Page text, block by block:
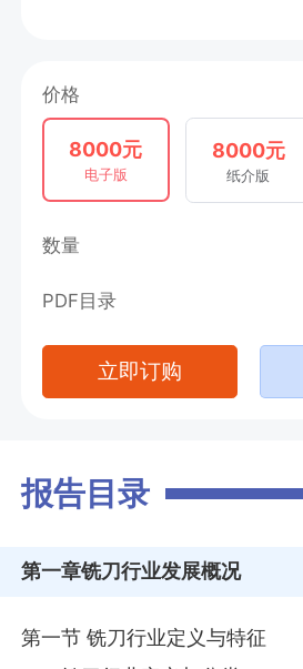
价格
8000元
电子版
8000元
纸介版
数量
PDF目录
立即订购
报告目录
第一章铣刀行业发展概况
第一节 铣刀行业定义与特征